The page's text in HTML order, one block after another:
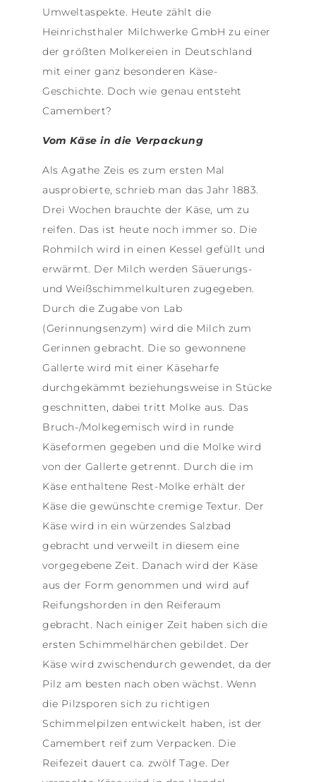
Umweltaspekte. Heute zählt die
Heinrichsthaler Milchwerke GmbH zu einer
der größten Molkereien in Deutschland
mit einer ganz besonderen Käse-
Geschichte. Doch wie genau entsteht
Camembert?
Vom Käse in die Verpackung
Als Agathe Zeis es zum ersten Mal
ausprobierte, schrieb man das Jahr 1883.
Drei Wochen brauchte der Käse, um zu
reifen. Das ist heute noch immer so. Die
Rohmilch wird in einen Kessel gefüllt und
erwärmt. Der Milch werden Säuerungs-
und Weißschimmelkulturen zugegeben.
Durch die Zugabe von Lab
(Gerinnungsenzym) wird die Milch zum
Gerinnen gebracht. Die so gewonnene
Gallerte wird mit einer Käseharfe
durchgekämmt beziehungsweise in Stücke
geschnitten, dabei tritt Molke aus. Das
Bruch-/Molkegemisch wird in runde
Käseformen gegeben und die Molke wird
von der Gallerte getrennt. Durch die im
Käse enthaltene Rest-Molke erhält der
Käse die gewünschte cremige Textur. Der
Käse wird in ein würzendes Salzbad
gebracht und verweilt in diesem eine
vorgegebene Zeit. Danach wird der Käse
aus der Form genommen und wird auf
Reifungshorden in den Reiferaum
gebracht. Nach einiger Zeit haben sich die
ersten Schimmelhärchen gebildet. Der
Käse wird zwischendurch gewendet, da der
Pilz am besten nach oben wächst. Wenn
die Pilzsporen sich zu richtigen
Schimmelpilzen entwickelt haben, ist der
Camembert reif zum Verpacken. Die
Reifezeit dauert ca. zwölf Tage. Der